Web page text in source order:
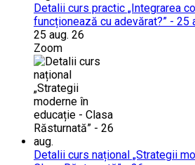
Detalii curs practic „Integrarea
funcționează cu adevărat?” - 25
25 aug. 26
Zoom
Detalii curs național „Strategii